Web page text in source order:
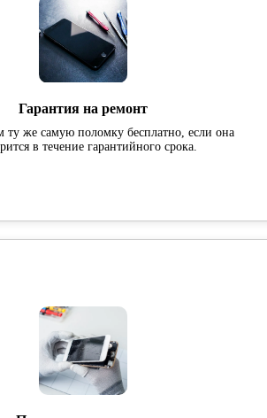
Гарантия на ремонт
же самую поломку бесплатно, если она
в течение гарантийного срока.